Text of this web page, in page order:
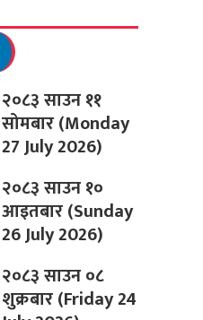
२०८३ साउन ११
सोमबार (Monday
27 July 2026)
२०८३ साउन १०
आइतबार (Sunday
26 July 2026)
२०८३ साउन ०८
शुक्रबार (Friday 24